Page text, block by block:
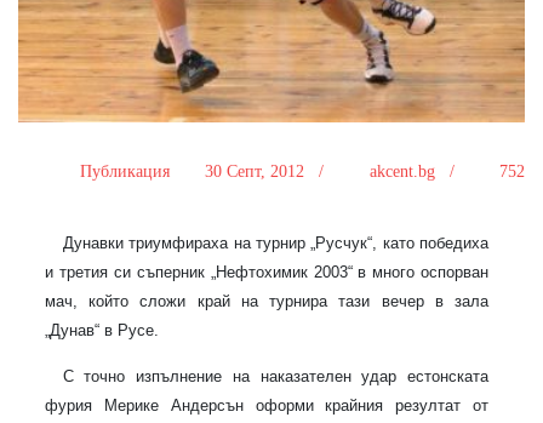
Публикация 30 Септ, 2012 / akcent.bg / 752
Дунавки триумфираха на турнир „Русчук“, като победиха
и третия си съперник „Нефтохимик 2003“ в много оспорван
мач, който сложи край на турнира тази вечер в зала
„Дунав“ в Русе.
С точно изпълнение на наказателен удар естонската
фурия Мерике Андерсън оформи крайния резултат от